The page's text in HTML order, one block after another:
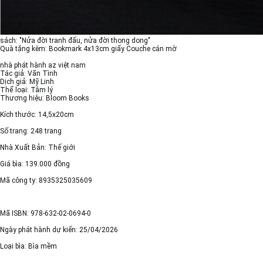
sách: "Nửa đời tranh đấu, nửa đời thong dong"
Quà tặng kèm: Bookmark 4x13cm giấy Couche cán mờ
nhà phát hành az việt nam
Tác giả: Vãn Tình
Dịch giả: Mỹ Linh
Thể loại: Tâm lý
Thương hiệu: Bloom Books
Kích thước: 14,5x20cm
Số trang: 248 trang
Nhà Xuất Bản: Thế giới
Giá bìa: 139.000 đồng
Mã công ty: 8935325035609
Mã ISBN: 978-632-02-0694-0
Ngày phát hành dự kiến: 25/04/2026
Loại bìa: Bìa mềm